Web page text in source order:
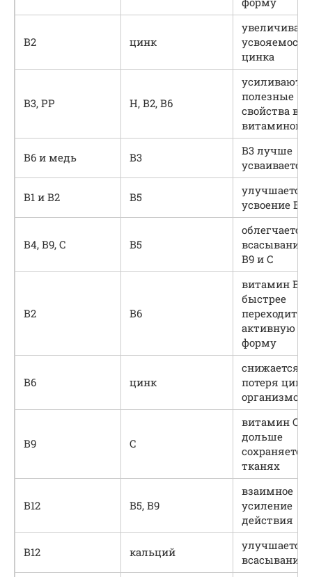
В2 цинк
усвояемость
цинка
В3, РР H, В2, В6
полезные
свойства
витаминов
В6 и медь В3
В3 лучше
усваивается
В1 и В2 В5
улучшается
усвоение В5
В4, В9, С В5
облегчается
всасывание
В9 и С
В2 В6
витамин В6
быстрее
переходит в
активную
форму
В6 цинк
снижается
потеря
организмом
В9 С
витамин С
дольше
сохраняется
тканях
В12 В5, В9
взаимное
усиление
действия
В12 кальций
улучшается
всасывание